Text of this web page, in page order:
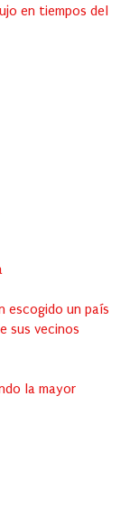
en tiempos del
escogido un país
sus vecinos
la mayor